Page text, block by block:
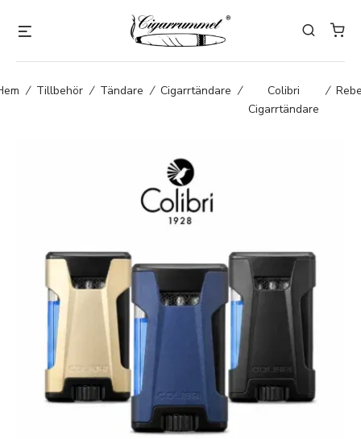
/ Tillbehör / Tändare / Cigarrtändare /
Colibri
Cigarrtändare
/